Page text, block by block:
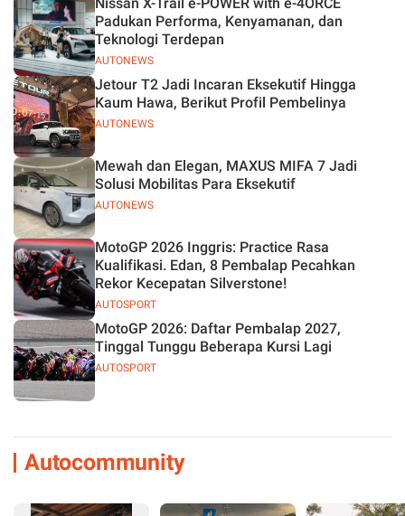
AUTONEWS
Padukan Performa, Kenyamanan, dan
Teknologi Terdepan
AUTONEWS
Jetour T2 Jadi Incaran Eksekutif Hingga
Kaum Hawa, Berikut Profil Pembelinya
AUTONEWS
Mewah dan Elegan, MAXUS MIFA 7 Jadi
Solusi Mobilitas Para Eksekutif
AUTOSPORT
MotoGP 2026 Inggris: Practice Rasa
Kualifikasi. Edan, 8 Pembalap Pecahkan
Rekor Kecepatan Silverstone!
AUTOSPORT
MotoGP 2026: Daftar Pembalap 2027,
Tinggal Tunggu Beberapa Kursi Lagi
Autocommunity